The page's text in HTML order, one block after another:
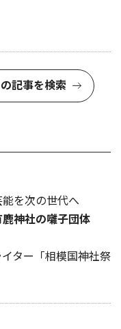
記事を検索
能を次の世代へ
神社の囃子団体
ター「相模国神社祭